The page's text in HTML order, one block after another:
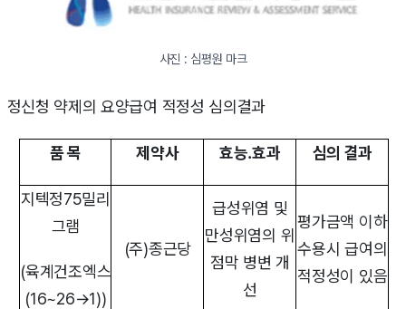
사진 : 심평원 마크
정신청 약제의 요양급여 적정성 심의결과
품 목 제약사 효능․효과 심의 결과
지텍정75밀리
그램
(육계건조엑스
(16~26→1))
(주)종근당
급성위염 및
만성위염의 위
점막 병변 개
선
평가금액 이하
수용시 급여의
적정성이 있음